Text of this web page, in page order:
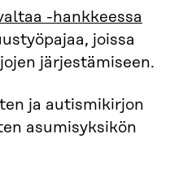
-hankkeessa
joissa
järjestämiseen.
ja autismikirjon
asumisyksikön